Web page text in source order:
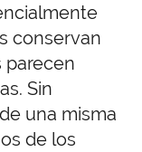
conservan
parecen
Sin
una misma
de los